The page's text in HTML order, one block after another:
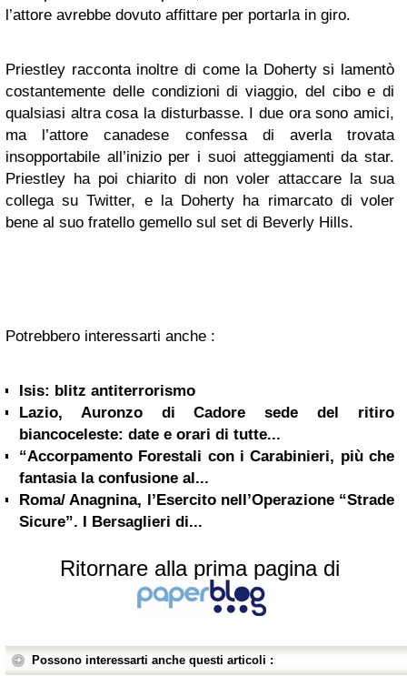
l’attore avrebbe dovuto affittare per portarla in giro.
Priestley racconta inoltre di come la Doherty si lamentò
costantemente delle condizioni di viaggio, del cibo e di
qualsiasi altra cosa la disturbasse. I due ora sono amici,
ma l’attore canadese confessa di averla trovata
insopportabile all’inizio per i suoi atteggiamenti da star.
Priestley ha poi chiarito di non voler attaccare la sua
collega su Twitter, e la Doherty ha rimarcato di voler
bene al suo fratello gemello sul set di Beverly Hills.
Potrebbero interessarti anche :
Isis: blitz antiterrorismo
Lazio, Auronzo di Cadore sede del ritiro
biancoceleste: date e orari di tutte...
“Accorpamento Forestali con i Carabinieri, più che
fantasia la confusione al...
Roma/ Anagnina, l’Esercito nell’Operazione “Strade
Sicure”. I Bersaglieri di...
Ritornare alla prima pagina di
Possono interessarti anche questi articoli :